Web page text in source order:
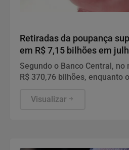
Retiradas da poupança
em R$ 7,15 bilhões em
Segundo o Banco Central,
R$ 370,76 bilhões, enquanto
Visualizar